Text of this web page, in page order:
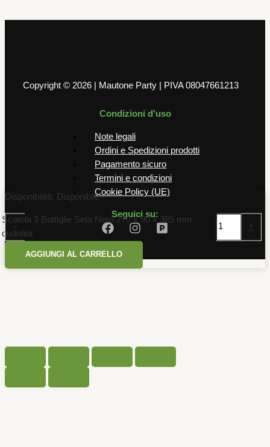
Copyright © 2026 | Mautone Party | PIVA 08047661213
Condizioni d'uso
Note legali
Ordini e Spedizioni prodotti
Pagamento sicuro
Termini e condizioni
Cookie Policy (UE)
Seguici su:
Disponibilità: Disponibile
-
Scatola 3 Bottiglie Seta Nero 270 x 90 x 385 mm
quantità
+
AGGIUNGI AL CARRELLO